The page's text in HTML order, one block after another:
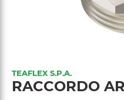
TEAFLEX S.P.A.
RACCORDO